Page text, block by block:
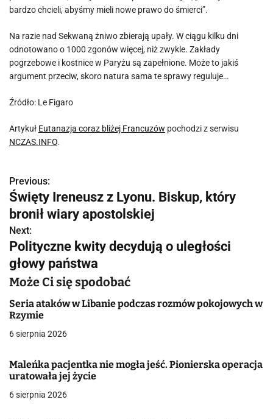
bardzo chcieli, abyśmy mieli nowe prawo do śmierci”.
Na razie nad Sekwaną żniwo zbierają upały. W ciągu kilku dni
odnotowano o 1000 zgonów więcej, niż zwykle. Zakłady
pogrzebowe i kostnice w Paryżu są zapełnione. Może to jakiś
argument przeciw, skoro natura sama te sprawy reguluje…
Źródło: Le Figaro
Artykuł Eutanazja coraz bliżej Francuzów pochodzi z serwisu
NCZAS.INFO.
N
a
w
i
g
a
c
a
w
Previous:
Święty Ireneusz z Lyonu. Biskup, który
bronił wiary apostolskiej
Next:
Polityczne kwity decydują o uległości
głowy państwa
Może Ci się spodobać
Seria ataków w Libanie podczas rozmów pokojowych w
Rzymie
6 sierpnia 2026
Maleńka pacjentka nie mogła jeść. Pionierska operacja
uratowała jej życie
6 sierpnia 2026